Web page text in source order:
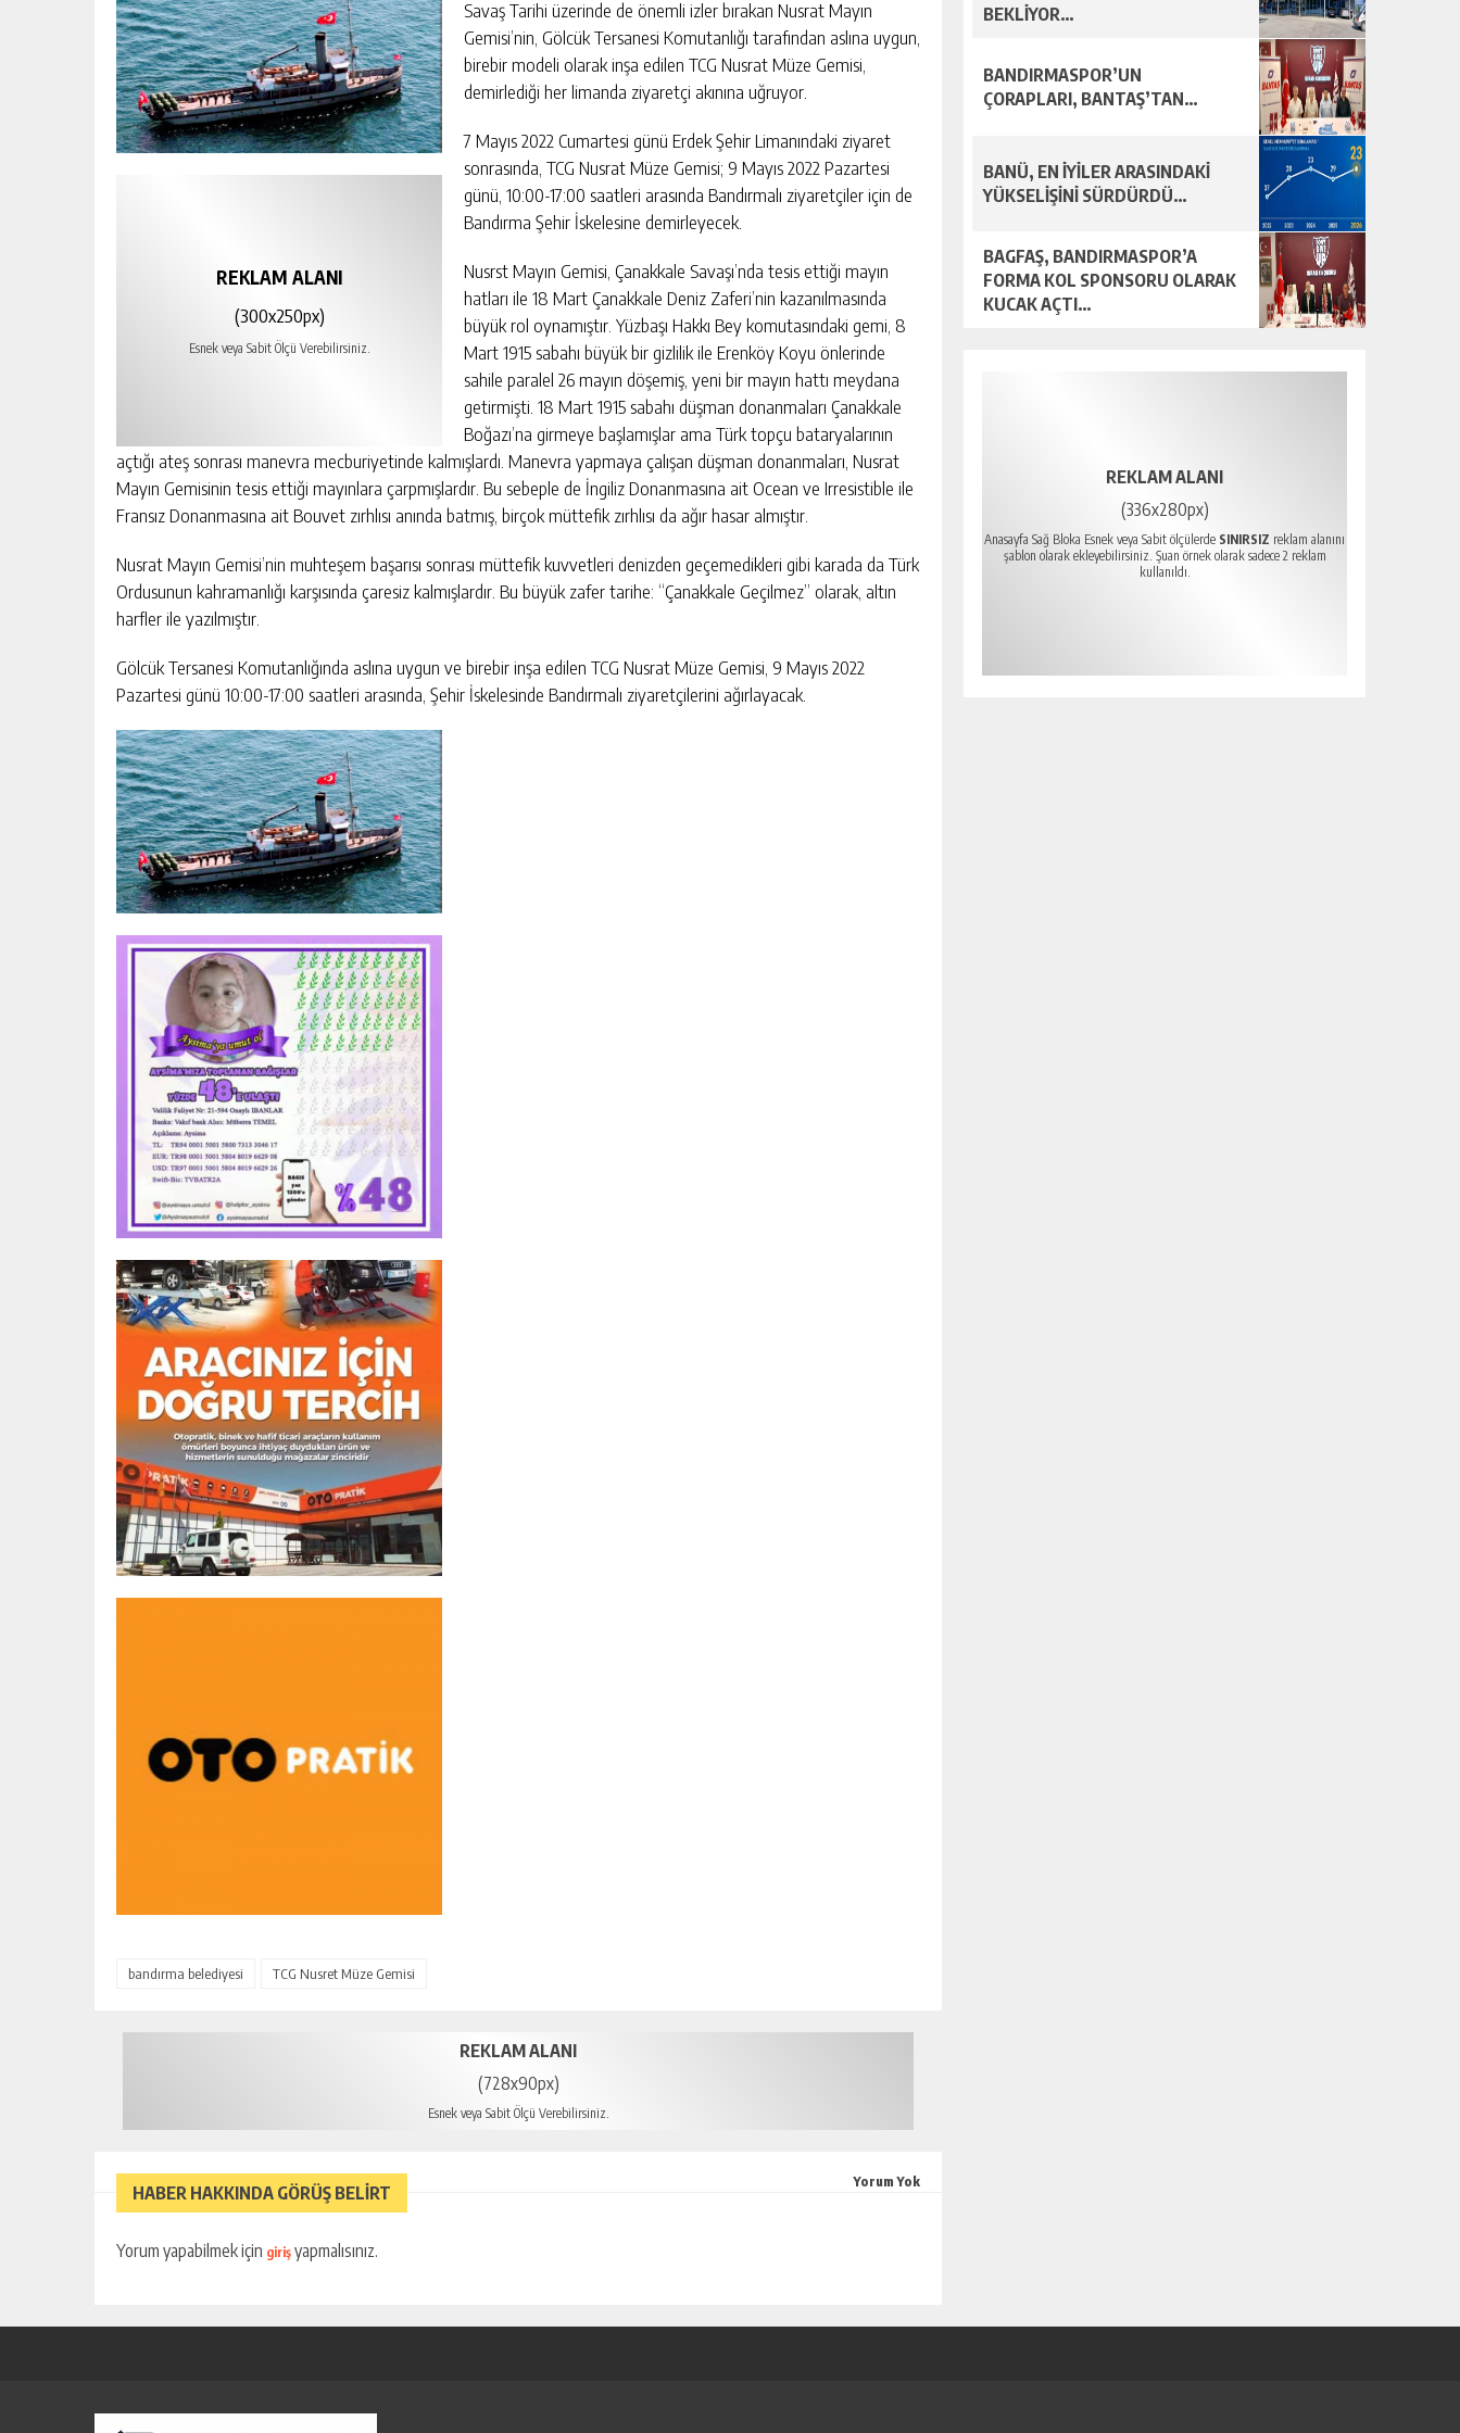
REKLAM ALANI
(300x250px)
Esnek veya Sabit Ölçü Verebilirsiniz.
Savaş Tarihi üzerinde de önemli izler bırakan Nusrat Mayın
Gemisi’nin, Gölcük Tersanesi Komutanlığı tarafından aslına uygun,
birebir modeli olarak inşa edilen TCG Nusrat Müze Gemisi,
demirlediği her limanda ziyaretçi akınına uğruyor.
7 Mayıs 2022 Cumartesi günü Erdek Şehir Limanındaki ziyaret
sonrasında, TCG Nusrat Müze Gemisi; 9 Mayıs 2022 Pazartesi
günü, 10:00-17:00 saatleri arasında Bandırmalı ziyaretçiler için de
Bandırma Şehir İskelesine demirleyecek.
Nusrst Mayın Gemisi, Çanakkale Savaşı’nda tesis ettiği mayın
hatları ile 18 Mart Çanakkale Deniz Zaferi’nin kazanılmasında
büyük rol oynamıştır. Yüzbaşı Hakkı Bey komutasındaki gemi, 8
Mart 1915 sabahı büyük bir gizlilik ile Erenköy Koyu önlerinde
sahile paralel 26 mayın döşemiş, yeni bir mayın hattı meydana
getirmişti. 18 Mart 1915 sabahı düşman donanmaları Çanakkale
Boğazı’na girmeye başlamışlar ama Türk topçu bataryalarının
açtığı ateş sonrası manevra mecburiyetinde kalmışlardı. Manevra yapmaya çalışan düşman donanmaları, Nusrat
Mayın Gemisinin tesis ettiği mayınlara çarpmışlardır. Bu sebeple de İngiliz Donanmasına ait Ocean ve Irresistible ile
Fransız Donanmasına ait Bouvet zırhlısı anında batmış, birçok müttefik zırhlısı da ağır hasar almıştır.
Nusrat Mayın Gemisi’nin muhteşem başarısı sonrası müttefik kuvvetleri denizden geçemedikleri gibi karada da Türk
Ordusunun kahramanlığı karşısında çaresiz kalmışlardır. Bu büyük zafer tarihe: “Çanakkale Geçilmez” olarak, altın
harfler ile yazılmıştır.
Gölcük Tersanesi Komutanlığında aslına uygun ve birebir inşa edilen TCG Nusrat Müze Gemisi, 9 Mayıs 2022
Pazartesi günü 10:00-17:00 saatleri arasında, Şehir İskelesinde Bandırmalı ziyaretçilerini ağırlayacak.
bandırma belediyesi TCG Nusret Müze Gemisi
REKLAM ALANI
(728x90px)
Esnek veya Sabit Ölçü Verebilirsiniz.
HABER HAKKINDA GÖRÜŞ BELİRT
Yorum Yok
Yorum yapabilmek için giriş yapmalısınız.
BEKLİYOR…
BANDIRMASPOR’UN
ÇORAPLARI, BANTAŞ’TAN…
BANÜ, EN İYİLER ARASINDAKİ
YÜKSELİŞİNİ SÜRDÜRDÜ…
BAGFAŞ, BANDIRMASPOR’A
FORMA KOL SPONSORU OLARAK
KUCAK AÇTI…
REKLAM ALANI
(336x280px)
Anasayfa Sağ Bloka Esnek veya Sabit ölçülerde SINIRSIZ reklam alanını
şablon olarak ekleyebilirsiniz. Şuan örnek olarak sadece 2 reklam
kullanıldı.